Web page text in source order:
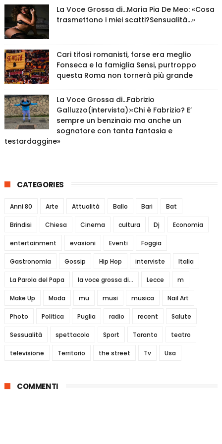
La Voce Grossa di…Maria Pia De Meo: «Cosa
trasmettono i miei scatti?Sensualità…»
Cari tifosi romanisti, forse era meglio
Fonseca e la famiglia Sensi, purtroppo
questa Roma non tornerà più grande
La Voce Grossa di…Fabrizio
Galluzzo(intervista):«Chi è Fabrizio? E’
sempre un benzinaio ma anche un
sognatore con tanta fantasia e
testardaggine»
CATEGORIES
Anni 80 Arte Attualità Ballo Bari Bat
Brindisi Chiesa Cinema cultura Dj Economia
entertainment evasioni Eventi Foggia
Gastronomia Gossip Hip Hop interviste Italia
La Parola del Papa la voce grossa di... Lecce m
Make Up Moda mu musi musica Nail Art
Photo Politica Puglia radio recent Salute
Sessualità spettacolo Sport Taranto teatro
televisione Territorio the street Tv Usa
COMMENTI